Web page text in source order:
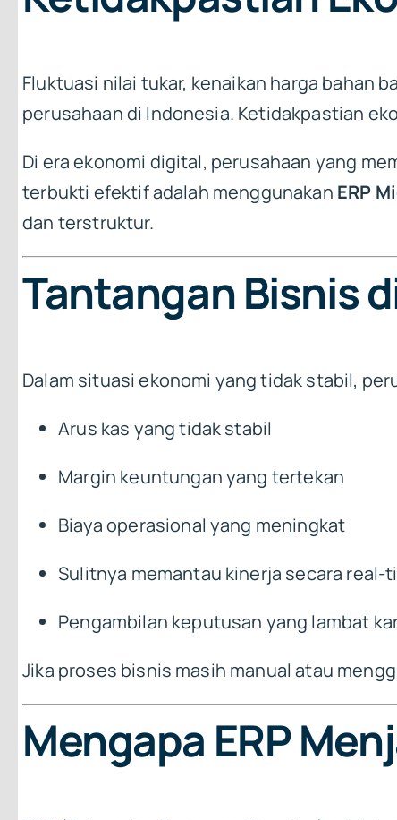
Fluktuasi nilai tukar, kenaikan harga bahan
perusahaan di Indonesia. Ketidakpastian
Di era ekonomi digital, perusahaan yang
terbukti efektif adalah menggunakan ERP
dan terstruktur.
Tantangan Bisnis
Dalam situasi ekonomi yang tidak stabil,
Arus kas yang tidak stabil
Margin keuntungan yang tertekan
Biaya operasional yang meningkat
Sulitnya memantau kinerja secara real-
Pengambilan keputusan yang lambat
Jika proses bisnis masih manual atau
Mengapa ERP